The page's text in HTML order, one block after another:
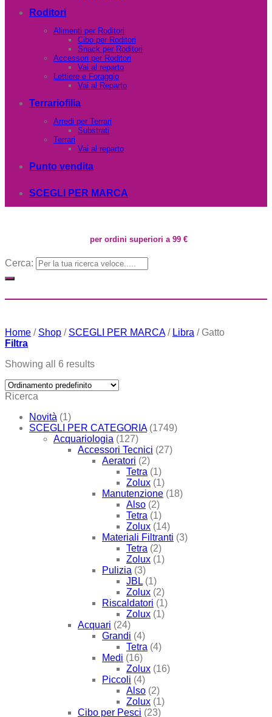
Roditori
Alimenti per Roditori
Cibo per Roditori
Snack per Roditori
Accessori per Roditori
Vai al reparto
Lettiere e Foraggio
Vai al Reparto
Terrariofilia
Arredi per Terrari
Substrati
Terrari
Vai al reparto
Punto vendita
SCEGLI PER MARCA
per ordini superiori a 99 €
Cerca:
Home / Shop / SCEGLI PER MARCA / Libra /Gatto
Filtra
Showing all 6 results
Ricerca
Novità (1)
SCEGLI PER CATEGORIA (1749)
Acquariologia (127)
Accessori Tecnici (27)
Aeratori (2)
Tetra (1)
Zolux (1)
Manutenzione (18)
Also (2)
Tetra (1)
Zolux (14)
Materiali Filtranti (3)
Tetra (2)
Zolux (1)
Pulizia (3)
JBL (1)
Zolux (2)
Riscaldatori (1)
Zolux (1)
Acquari (24)
Grandi (4)
Tetra (4)
Medi (16)
Zolux (16)
Piccoli (4)
Also (2)
Zolux (1)
Cibo per Pesci (23)